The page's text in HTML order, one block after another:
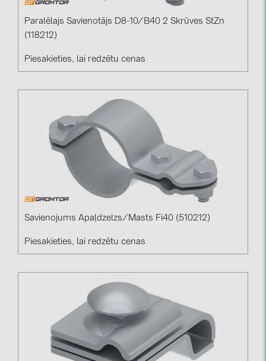
Paralēlajs Savienotājs D8-10/b40 2 Skrūves StZn
(118212)
Piesakieties, lai redzētu cenas
Savienojums Apaļdzelzs/masts Fi40 (510212)
Piesakieties, lai redzētu cenas